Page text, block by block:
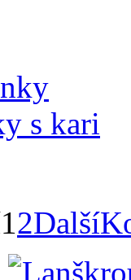
s kari
12Další